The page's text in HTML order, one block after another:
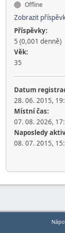
Offline
Zobrazit
Příspěvky:
5 (0,001 denně)
Věk:
35
Datum
28. 06. 2015,
Místní čas:
07. 08. 2026,
Naposledy
08. 07. 2015,